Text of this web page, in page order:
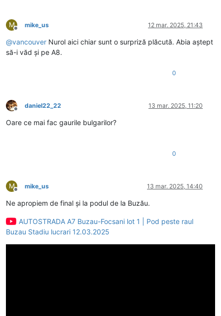
M
Deconectat
mike_us 12 mar. 2025, 21:43
@vancouver Nurol aici chiar sunt o surpriză plăcută. Abia aștept
să-i văd și pe A8.
0
Deconectat
daniel22_22 13 mar. 2025, 11:20
Oare ce mai fac gaurile bulgarilor?
0
M
Deconectat
mike_us 13 mar. 2025, 14:40
Ne apropiem de final și la podul de la Buzău.
AUTOSTRADA A7 Buzau-Focsani lot 1 | Pod peste raul
Buzau Stadiu lucrari 12.03.2025